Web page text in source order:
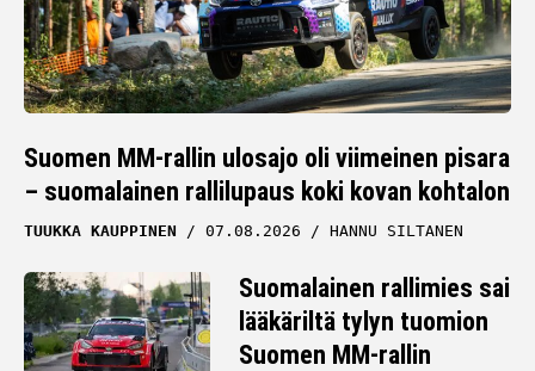
Suomen MM-rallin ulosajo oli viimeinen pisara
– suomalainen rallilupaus koki kovan kohtalon
TUUKKA KAUPPINEN 07.08.2026 HANNU SILTANEN
Suomalainen rallimies sai
lääkäriltä tylyn tuomion
Suomen MM-rallin